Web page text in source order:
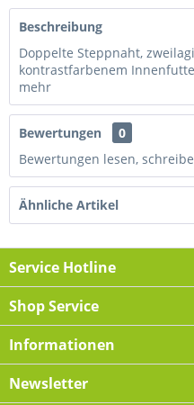
Beschreibung
Doppelte Steppnaht,
kontrastfarbenem
mehr
Bewertungen
0
Bewertungen lesen,
Ähnliche Artikel
Service Hotline
Shop Service
Informationen
Newsletter